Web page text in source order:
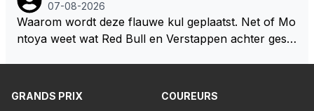
07-08-2026
Waarom wordt deze flauwe kul geplaatst. Net of Mo
ntoya weet wat Red Bull en Verstappen achter geslo
GRANDS PRIX
COUREURS